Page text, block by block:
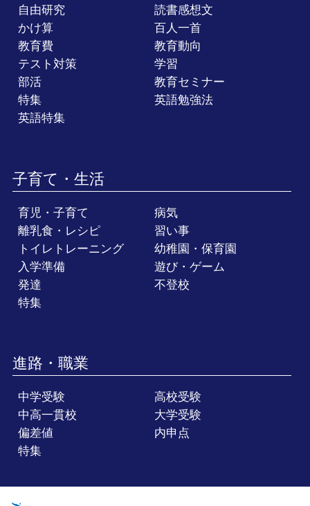
自由研究
読書感想文
かけ算
百人一首
教育費
教育動向
テスト対策
学習
部活
教育セミナー
特集
英語勉強法
英語特集
子育て・生活
育児・子育て
病気
離乳食・レシピ
習い事
トイレトレーニング
幼稚園・保育園
入学準備
遊び・ゲーム
発達
不登校
特集
進路・職業
中学受験
高校受験
中高一貫校
大学受験
偏差値
内申点
特集